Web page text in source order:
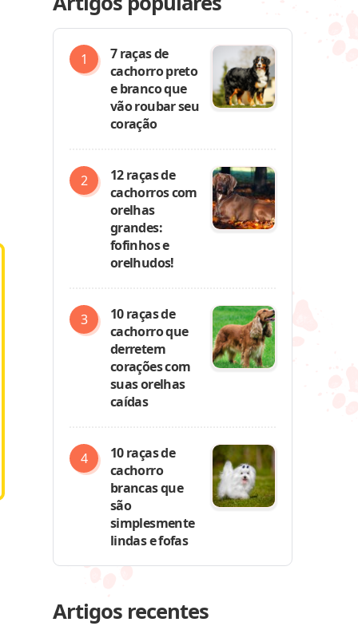
7 raças de
cachorro preto
e branco que
vão roubar seu
coração
12 raças de
cachorros com
orelhas
grandes:
fofinhos e
orelhudos!
10 raças de
cachorro que
derretem
corações com
suas orelhas
caídas
10 raças de
cachorro
brancas que
são
simplesmente
lindas e fofas
Artigos recentes